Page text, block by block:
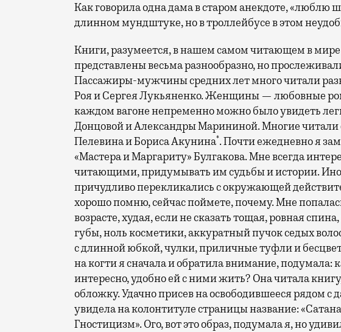
Как говорила одна дама в старом анекдоте, «люблю
длинном мундштуке, но в троллейбусе в этом
Книги, разумеется, в нашем самом читающем в
представлены весьма разнообразно, но
Пассажиры-мужчины средних лет много читали
Роя и Сергея Лукьяненко. Женщины — любовные
каждом вагоне непременно можно было увидеть
Донцовой и Александры Марининой. Многие читали
Пелевина и Бориса Акунина*. Почти ежедневно я
«Мастера и Маргариту» Булгакова. Мне всегда
читающими, придумывать им судьбы и истории.
причудливо перекликались с окружающей
хорошо помню, сейчас поймете, почему. Мне
возрасте, худая, если не сказать тощая, ровная
губы, ноль косметики, аккуратный пучок седых
с длинной юбкой, чулки, приличные туфли и
на когти я сначала и обратила внимание, подумала:
интересно, удобно ей с ними жить? Она читала
обложку. Удачно присев на освободившееся рядом с
увидела на колонтитуле страницы название:
Гностицизм». Ого, вот это образ, подумала я, но